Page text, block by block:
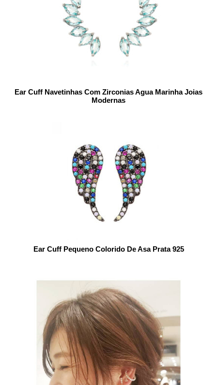
Ear Cuff Navetinhas Com Zirconias Agua Marinha Joias
Modernas
Ear Cuff Pequeno Colorido De Asa Prata 925